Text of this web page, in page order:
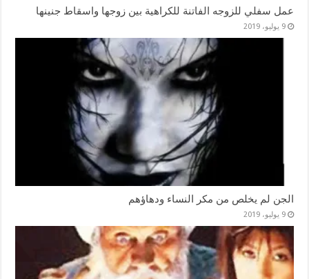
عمل سفلي للزوجه الفاتنة للكراهية بين زوجها واسقاط جنينها
9 يوليو، 2019
الجن لم يخلص من مكر النساء ودهاؤهم
9 يوليو، 2019